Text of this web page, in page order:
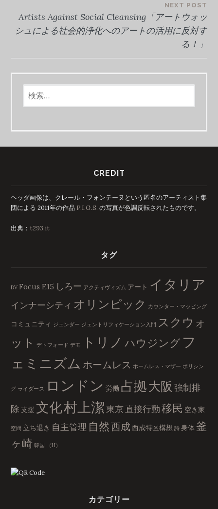
ビ
ゲ
ー
シ
NEXT POST
Artists Against Social Cleansing「アートウォッ
シュによる社会的浄化へのアートの活用に反対す
る！」
索:
CREDIT
ヘッダ画像は、クレール・フォンテーヌという匿名のアーティスト集
団による 2011年の作品 P.I.G.S. の写真が色調反転されたものです。
出典： t293.it
タグ
DV Focus E15 しろー アクティヴィズム アート イタリア
インナーシティ オリンピック カウンター・マッピング
コミュニティ ジェンダー ジェントリフィケーション入門 スクウォ
ット
デトフォード デモ トリノ ハウジング フ
ェミニズム ホームレス ホームレス・マザー ポリシン
グ ライダース ロンドン 労働 占拠大阪 強制排
除 支援 文化村上潔 東京直接行動移民 空き家
空間 立ち退き 自主管理 自然西成 西成特区構想 詩 身体 釜
ヶ崎 韓国 （H）
カテゴリー